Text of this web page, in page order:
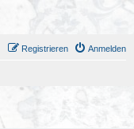
Anmelden
Registrieren